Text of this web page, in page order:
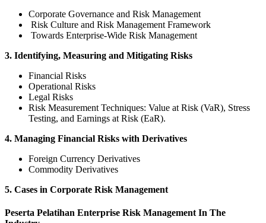
Corporate Governance and Risk Management
Risk Culture and Risk Management Framework
Towards Enterprise-Wide Risk Management
3. Identifying, Measuring and Mitigating Risks
Financial Risks
Operational Risks
Legal Risks
Risk Measurement Techniques: Value at Risk (VaR), Stress
Testing, and Earnings at Risk (EaR).
4. Managing Financial Risks with Derivatives
Foreign Currency Derivatives
Commodity Derivatives
5. Cases in Corporate Risk Management
Peserta Pelatihan Enterprise Risk Management In The